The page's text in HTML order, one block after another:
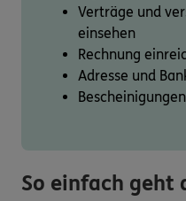
Verträge und
einsehen
Rechnung
Adresse und
So einfach geht